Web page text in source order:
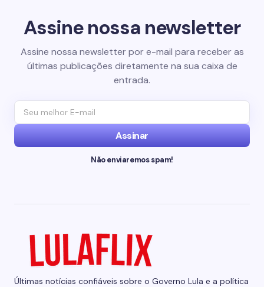
Assine nossa newsletter
Assine nossa newsletter por e-mail para receber as
últimas publicações diretamente na sua caixa de
entrada.
Assinar
Não enviaremos spam!
Últimas notícias confiáveis sobre o Governo Lula e a política